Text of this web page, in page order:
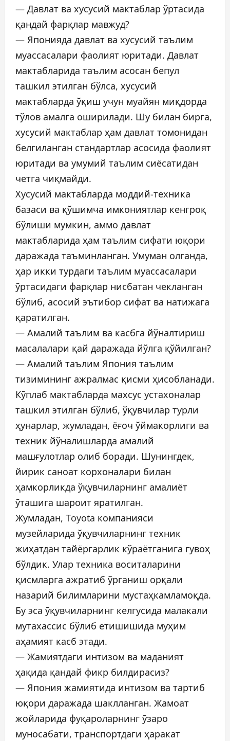
— Давлат ва хусусий мактаблар ўртасида
қандай фарқлар мавжуд?
— Японияда давлат ва хусусий таълим
муассасалари фаолият юритади. Давлат
мактабларида таълим асосан бепул
ташкил этилган бўлса, хусусий
мактабларда ўқиш учун муайян миқдорда
тўлов амалга оширилади. Шу билан бирга,
хусусий мактаблар ҳам давлат томонидан
белгиланган стандартлар асосида фаолият
юритади ва умумий таълим сиёсатидан
четга чиқмайди.
Хусусий мактабларда моддий-техника
базаси ва қўшимча имкониятлар кенгроқ
бўлиши мумкин, аммо давлат
мактабларида ҳам таълим сифати юқори
даражада таъминланган. Умуман олганда,
ҳар икки турдаги таълим муассасалари
ўртасидаги фарқлар нисбатан чекланган
бўлиб, асосий эътибор сифат ва натижага
қаратилган.
— Амалий таълим ва касбга йўналтириш
масалалари қай даражада йўлга қўйилган?
— Амалий таълим Япония таълим
тизимининг ажралмас қисми ҳисобланади.
Кўплаб мактабларда махсус устахоналар
ташкил этилган бўлиб, ўқувчилар турли
ҳунарлар, жумладан, ёғоч ўймакорлиги ва
техник йўналишларда амалий
машғулотлар олиб боради. Шунингдек,
йирик саноат корхоналари билан
ҳамкорликда ўқувчиларнинг амалиёт
ўташига шароит яратилган.
Жумладан, Toyota компанияси
музейларида ўқувчиларнинг техник
жиҳатдан тайёргарлик кўраётганига гувоҳ
бўлдик. Улар техника воситаларини
қисмларга ажратиб ўрганиш орқали
назарий билимларини мустаҳкамламоқда.
Бу эса ўқувчиларнинг келгусида малакали
мутахассис бўлиб етишишида муҳим
аҳамият касб этади.
— Жамиятдаги интизом ва маданият
ҳақида қандай фикр билдирасиз?
— Япония жамиятида интизом ва тартиб
юқори даражада шаклланган. Жамоат
жойларида фуқароларнинг ўзаро
муносабати, транспортдаги ҳаракат